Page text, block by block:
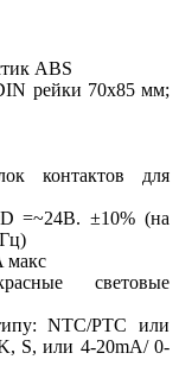
ABS
рейки 70x85 мм;
контактов для
=~24В. ±10% (на
макс
световые
NTC/PTC или
S, или 4-20mA/ 0-